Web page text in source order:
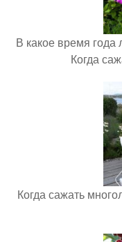
В какое время года
Когда
Когда сажать